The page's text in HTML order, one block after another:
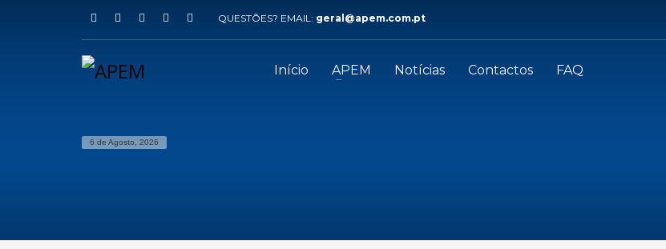
QUESTÕES? EMAIL: geral@apem.com.pt
Início APEM Notícias Contactos FAQ
6 de Agosto, 2026